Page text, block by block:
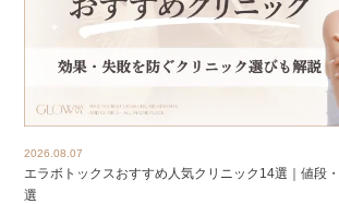
2026.08.07
エラボトックスおすすめ人気クリニック14選｜値段
選